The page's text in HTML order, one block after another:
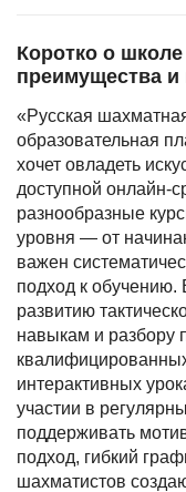
Коротко о
преимущества и
«Русская
образовательная
хочет овладеть
доступной онлайн-
разнообразные
уровня — от
важен
подход к обучению.
развитию
навыкам и разбору
интерактивных
участии в
поддерживать
подход, гибкий
шахматистов